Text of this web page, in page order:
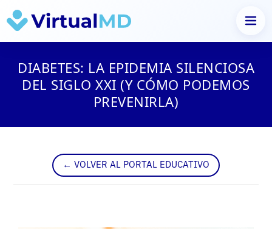
contenidoDIABETES: LA EPIDEMIA SILENCIOSA
DEL SIGLO XXI (Y CÓMO PODEMOS
PREVENIRLA)
← VOLVER AL PORTAL EDUCATIVO